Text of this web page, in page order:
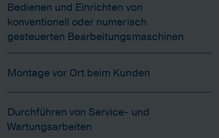
Bedienen und Einrichten von
konventionell oder numerisch
gesteuerten Bearbeitungsmaschinen
Montage vor Ort beim Kunden
Durchführen von Service- und
Wartungsarbeiten